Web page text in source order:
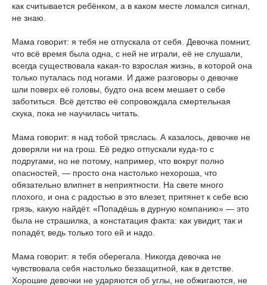
как считывается ребёнком, а в каком месте ломался сигнал,
не знаю.
Мама говорит: я тебя не отпускала от себя. Девочка помнит,
что всё время была одна, с ней не играли, её не слушали,
всегда существовала какая-то взрослая жизнь, в которой она
только путалась под ногами. И даже разговоры о девочке
шли поверх её головы, будто она всем мешает о себе
заботиться. Всё детство её сопровождала смертельная
скука, пока не научилась читать.
Мама говорит: я над тобой тряслась. А казалось, девочке не
доверяли ни на грош. Её редко отпускали куда-то с
подругами, но не потому, например, что вокруг полно
опасностей, — просто она настолько нехороша, что
обязательно влипнет в неприятности. На свете много
плохого, и она с радостью в это влезет, притянет к себе всю
грязь, какую найдёт. «Попадёшь в дурную компанию» — это
была не страшилка, а констатация факта: как увидит, так и
попадёт, ведь только того ей и надо.
Мама говорит: я тебя оберегала. Никогда девочка не
чувствовала себя настолько беззащитной, как в детстве.
Хорошие девочки не ударяются об углы, не обжигаются, не